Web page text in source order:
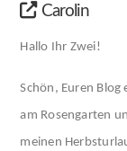
Carolin
Hallo Ihr Zwei!
Schön, Euren
am Rosengarten
meinen